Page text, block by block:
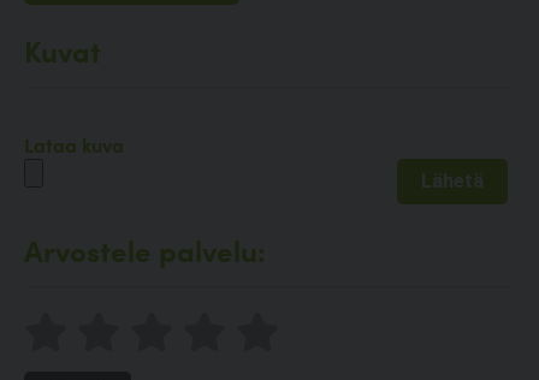
Kuvat
Lataa kuva
Arvostele palvelu: